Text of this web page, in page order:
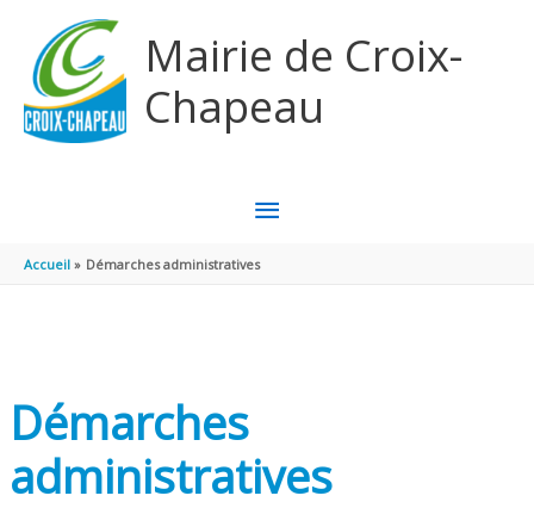
Mairie de Croix-
Chapeau
MENU
PRINCIPAL
Accueil Démarches administratives
Démarches
administratives